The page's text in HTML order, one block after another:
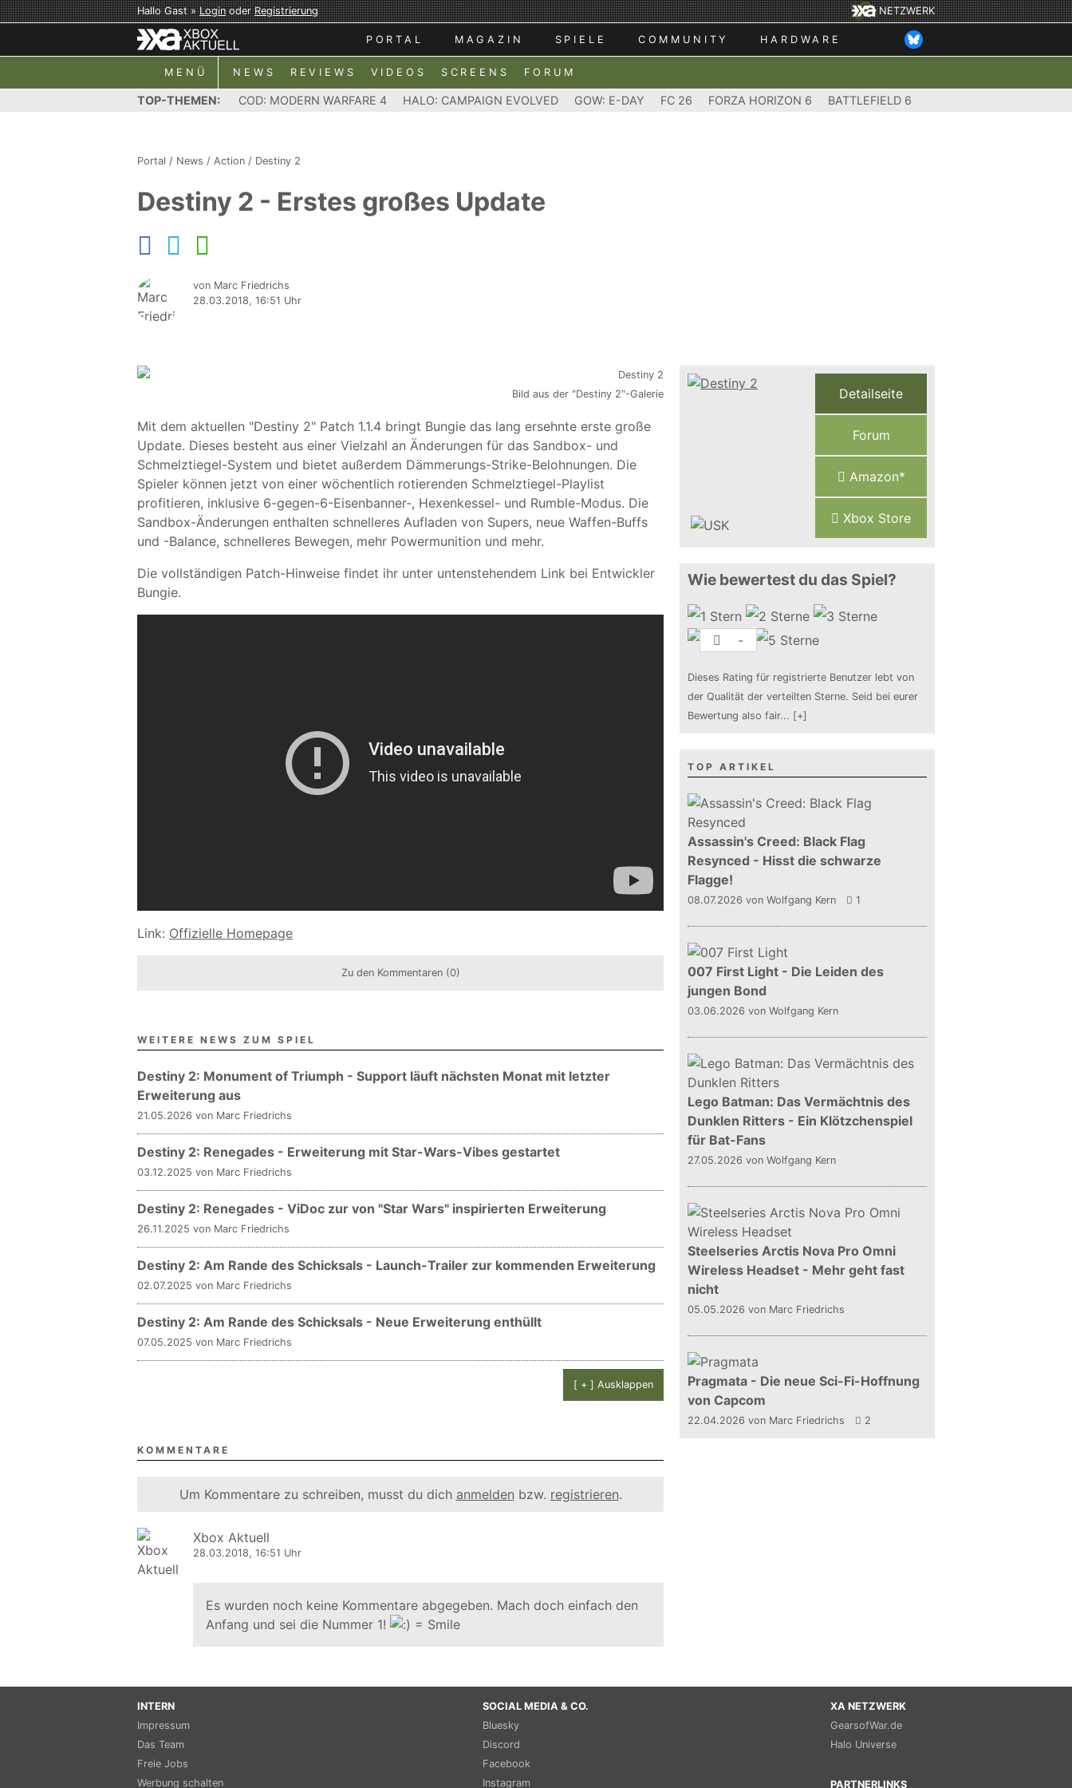
Hallo Gast »LoginoderRegistrierung NETZWERK
PORTAL MAGAZIN SPIELE COMMUNITY HARDWARE
MENÜ NEWS REVIEWS VIDEOS SCREENS FORUM
TOP-THEMEN: COD: MODERN WARFARE 4 HALO: CAMPAIGN EVOLVED GOW: E-DAY FC 26 FORZA HORIZON 6 BATTLEFIELD 6
Portal / News / Action / Destiny 2
Destiny 2 - Erstes großes Update
von Marc Friedrichs
28.03.2018, 16:51 Uhr
Bild aus der "Destiny 2"-Galerie
Mit dem aktuellen "Destiny 2" Patch 1.1.4 bringt Bungie das lang ersehnte erste große
Update. Dieses besteht aus einer Vielzahl an Änderungen für das Sandbox- und
Schmelztiegel-System und bietet außerdem Dämmerungs-Strike-Belohnungen. Die
Spieler können jetzt von einer wöchentlich rotierenden Schmelztiegel-Playlist
profitieren, inklusive 6-gegen-6-Eisenbanner-, Hexenkessel- und Rumble-Modus. Die
Sandbox-Änderungen enthalten schnelleres Aufladen von Supers, neue Waffen-Buffs
und -Balance, schnelleres Bewegen, mehr Powermunition und mehr.
Die vollständigen Patch-Hinweise findet ihr unter untenstehendem Link bei Entwickler
Bungie.
Link: Offizielle Homepage
Zu den Kommentaren (0)
WEITERE NEWS ZUM SPIEL
Destiny 2: Monument of Triumph - Support läuft nächsten Monat mit letzter
Erweiterung aus
21.05.2026 von Marc Friedrichs
Destiny 2: Renegades - Erweiterung mit Star-Wars-Vibes gestartet
03.12.2025 von Marc Friedrichs
Destiny 2: Renegades - ViDoc zur von "Star Wars" inspirierten Erweiterung
26.11.2025 von Marc Friedrichs
Destiny 2: Am Rande des Schicksals - Launch-Trailer zur kommenden Erweiterung
02.07.2025 von Marc Friedrichs
Destiny 2: Am Rande des Schicksals - Neue Erweiterung enthüllt
07.05.2025 von Marc Friedrichs
[ + ] Ausklappen
KOMMENTARE
Um Kommentare zu schreiben, musst du dich anmelden bzw. registrieren.
Xbox Aktuell
28.03.2018, 16:51 Uhr
Es wurden noch keine Kommentare abgegeben. Mach doch einfach den
Anfang und sei die Nummer 1!
Detailseite
Forum
Amazon*
Xbox Store
Wie bewertest du das Spiel?
-
Dieses Rating für registrierte Benutzer lebt von
der Qualität der verteilten Sterne. Seid bei eurer
Bewertung also fair... [+]
TOP ARTIKEL
Assassin's Creed: Black Flag
Resynced - Hisst die schwarze
Flagge!
08.07.2026 von Wolfgang Kern 1
007 First Light - Die Leiden des
jungen Bond
03.06.2026 von Wolfgang Kern
Lego Batman: Das Vermächtnis des
Dunklen Ritters - Ein Klötzchenspiel
für Bat-Fans
27.05.2026 von Wolfgang Kern
Steelseries Arctis Nova Pro Omni
Wireless Headset - Mehr geht fast
nicht
05.05.2026 von Marc Friedrichs
Pragmata - Die neue Sci-Fi-Hoffnung
von Capcom
22.04.2026 von Marc Friedrichs 2
INTERN
Impressum
Das Team
Freie Jobs
Werbung schalten
SOCIAL MEDIA & CO.
Bluesky
Discord
Facebook
Instagram
XA NETZWERK
GearsofWar.de
Halo Universe
PARTNERLINKS